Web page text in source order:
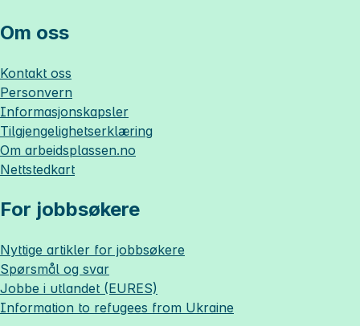
Om oss
Kontakt oss
Personvern
Informasjonskapsler
Tilgjengelighetserklæring
Om arbeidsplassen.no
Nettstedkart
For jobbsøkere
Nyttige artikler for jobbsøkere
Spørsmål og svar
Jobbe i utlandet (EURES)
Information to refugees from Ukraine